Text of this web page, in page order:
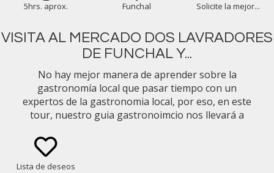
5hrs. aprox. Funchal Solicite la mejor...
VISITA AL MERCADO DOS LAVRADORES
DE FUNCHAL Y...
No hay mejor manera de aprender sobre la
gastronomía local que pasar tiempo con un
expertos de la gastronomia local, por eso, en este
tour, nuestro guia gastronoimcio nos llevará a
Depues el Chef Filipe y su familia nos abren las
puertas de su finca para vivir una experiencia
Lista de deseos